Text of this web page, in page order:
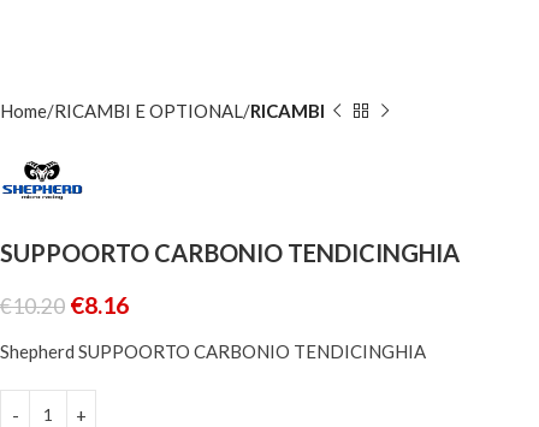
Home RICAMBI E OPTIONAL RICAMBI
SUPPOORTO CARBONIO TENDICINGHIA
€10.20 €8.16
Shepherd SUPPOORTO CARBONIO TENDICINGHIA